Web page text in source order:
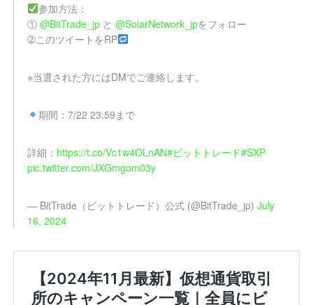
参加方法：
①@BitTrade_jp と@SolarNetwork_jpをフォロー
➁このツイートをRP
※当選された方にはDMでご連絡します。
期間：7/22 23:59まで
詳細： https://t.co/Vc1w4OLnAN#ビットトレード#SXP
pic.twitter.com/JXGmgom03y
— BitTrade（ビットトレード）公式 (@BitTrade_jp)July
16, 2024